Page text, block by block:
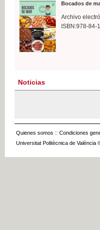
Bocados de
Archivo
ISBN:978-84-
Noticias
Quienes somos :: Condiciones
Universitat Politècnica de València